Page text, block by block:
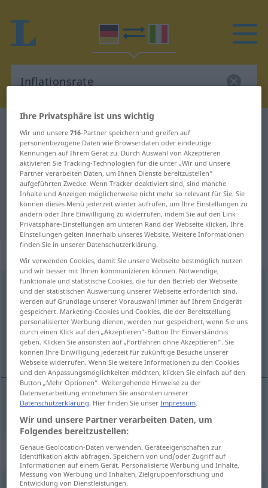
Deutsch-Italienisch Übersetzung
für "Inflationsrate"
"Inflationsrate" Italienisch
Übersetzung
„Inflationsrate“ : Femininum
Inflationsratef
Übersicht aller Übersetzungen
(Für mehr Details die Übersetzung anklicken/antippen)
tasso d’inflazione
d’inflazione Inflationsrate
Synonyme für "Inflationsrate"
Ihre Privatsphäre ist uns wichtig
Wir und unsere716-Partner speichern und greifen auf
personenbezogene Daten wie Browserdaten oder eindeutige
Kennungen auf Ihrem Gerät zu. Durch Auswahl von Akzeptieren
aktivieren Sie Tracking-Technologien für die unter „Wir und unsere
Partner verarbeiten Daten, um Ihnen Dienste bereitzustellen“
aufgeführten Zwecke. Wenn Tracker deaktiviert sind, sind manche
Inhalte und Anzeigen möglicherweise nicht mehr so relevant für Sie. Sie
können dieses Menü jederzeit wieder aufrufen, um Ihre Einstellungen zu
ändern oder Ihre Einwilligung zu widerrufen, indem Sie auf den Link
Privatsphäre-Einstellungen am unteren Rand der Webseite klicken. Ihre
Einstellungen gelten innerhalb unseres Website. Weitere Informationen
finden Sie in unserer Datenschutzerklärung.
Wir verwenden Cookies, damit Sie unsere Webseite bestmöglich nutzen
und wir besser mit Ihnen kommunizieren können. Notwendige,
funktionale und statistische Cookies, die für den Betrieb der Webseite
und der statistischen Auswertung unserer Webseite erforderlich sind,
werden auf Grundlage unserer Vorauswahl immer auf Ihrem Endgerät
gespeichert. Marketing-Cookies und Cookies, die der Bereitstellung
personalisierter Werbung dienen, werden nur gespeichert, wenn Sie uns
durch einen Klick auf den „Akzeptieren“-Button Ihr Einverständnis
geben. Klicken Sie ansonsten auf „Fortfahren ohne Akzeptieren“. Sie
können Ihre Einwilligung jederzeit für zukünftige Besuche unserer
Webseite widerrufen. Wenn Sie weitere Informationen zu den Cookies
und den Anpassungsmöglichkeiten möchten, klicken Sie einfach auf den
Button „Mehr Optionen“. Weitergehende Hinweise zu der
Datenverarbeitung entnehmen Sie ansonsten unserer
Datenschutzerklärung. Hier finden Sie unserImpressum.
Wir und unsere Partner verarbeiten Daten, um
Folgendes bereitzustellen:
Genaue Geolocation-Daten verwenden. Geräteeigenschaften zur
Identifikation aktiv abfragen. Speichern von und/oder Zugriff auf
Informationen auf einem Gerät. Personalisierte Werbung und Inhalte,
Messung von Werbung und Inhalten, Zielgruppenforschung und
Entwicklung von Dienstleistungen.